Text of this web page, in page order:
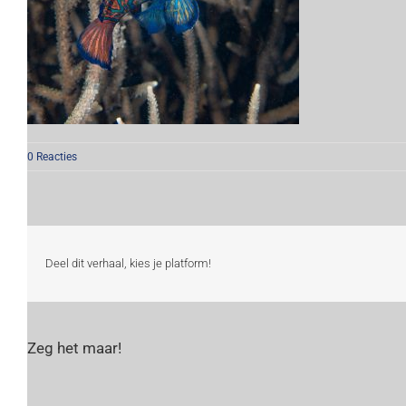
0 Reacties
Deel dit verhaal, kies je platform!
Zeg het maar!